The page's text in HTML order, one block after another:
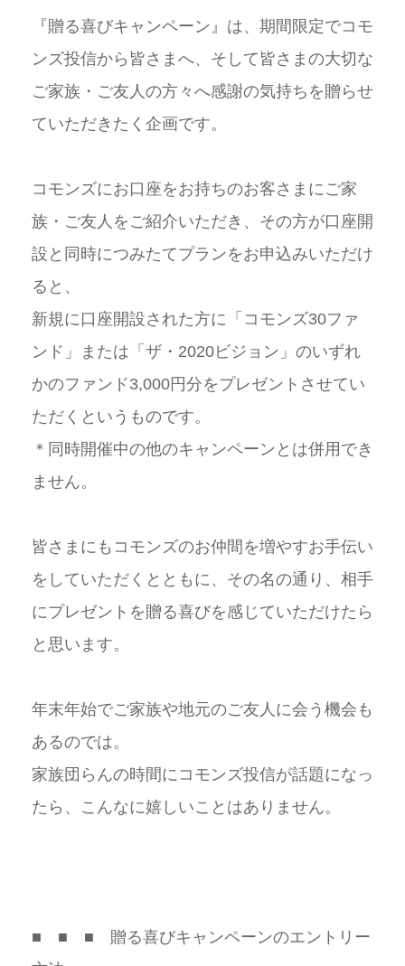
『贈る喜びキャンペーン』は、期間限定でコモ
ンズ投信から皆さまへ、そして皆さまの大切な
ご家族・ご友人の方々へ感謝の気持ちを贈らせ
ていただきたく企画です。
コモンズにお口座をお持ちのお客さまにご家
族・ご友人をご紹介いただき、その方が口座開
設と同時につみたてプランをお申込みいただけ
ると、
新規に口座開設された方に「コモンズ30ファ
ンド」または「ザ・ 2020ビジョン」のいずれ
かのファンド3,000円分をプレゼントさせてい
ただくというものです。
＊同時開催中の他のキャンペーンとは併用でき
ません。
皆さまにもコモンズのお仲間を増やすお手伝い
をしていただくとともに、その名の通り、相手
にプレゼントを贈る喜びを感じていただけたら
と思います。
年末年始でご家族や地元のご友人に会う機会も
あるのでは。
家族団らんの時間にコモンズ投信が話題になっ
たら、こんなに嬉しいことはありません。
■ ■ ■ 贈る喜びキャンペーンのエントリー